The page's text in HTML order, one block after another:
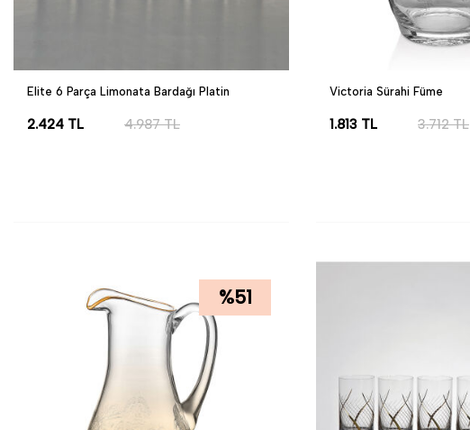
Elite 6 Parça Limonata Bardağı Platin
2.424 TL 4.987TL
Victoria Sürahi Füme
1.813 TL 3.712TL
%51